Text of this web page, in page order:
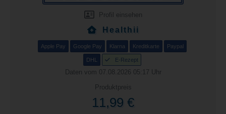
Profil einsehen
Healthii
Apple Pay Google Pay Klarna Kreditkarte Paypal
DHL E-Rezept
Daten vom 07.08.2026 05:17 Uhr
Produktpreis
11,99 €